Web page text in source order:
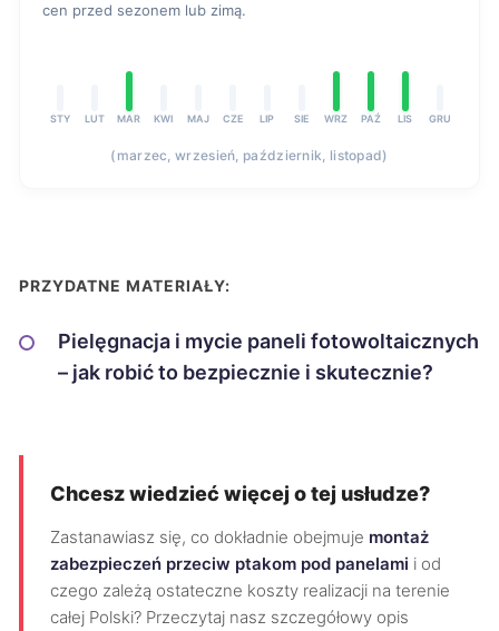
cen przed sezonem lub zimą.
STY LUT MAR KWI MAJ CZE LIP SIE WRZ PAŹ LIS GRU
(marzec, wrzesień, październik, listopad)
PRZYDATNE MATERIAŁY:
Pielęgnacja i mycie paneli fotowoltaicznych
– jak robić to bezpiecznie i skutecznie?
Chcesz wiedzieć więcej o tej usłudze?
Zastanawiasz się, co dokładnie obejmuje montaż
zabezpieczeń przeciw ptakom pod panelami i od
czego zależą ostateczne koszty realizacji na terenie
całej Polski? Przeczytaj nasz szczegółowy opis